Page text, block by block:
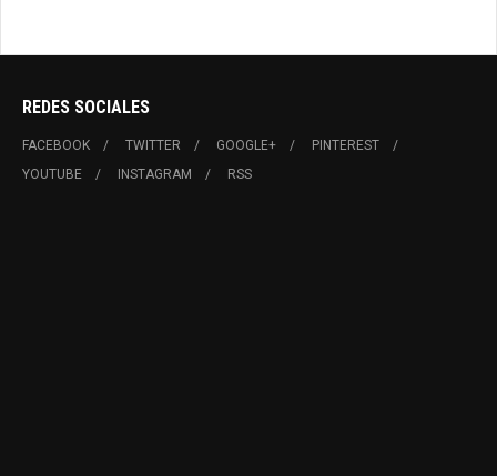
REDES SOCIALES
FACEBOOK TWITTER GOOGLE+
PINTEREST
YOUTUBE
INSTAGRAM RSS